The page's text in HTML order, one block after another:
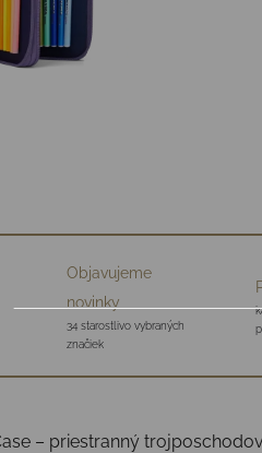
Objavujeme
novinky
34 starostlivo vybraných
značiek
– priestranný